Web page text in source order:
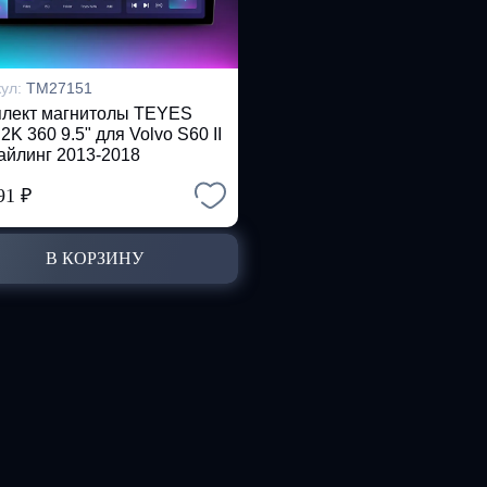
TM27151
магнитолы TEYES
360 9.5" для Volvo S60 II
2013-2018
₽
В КОРЗИНУ